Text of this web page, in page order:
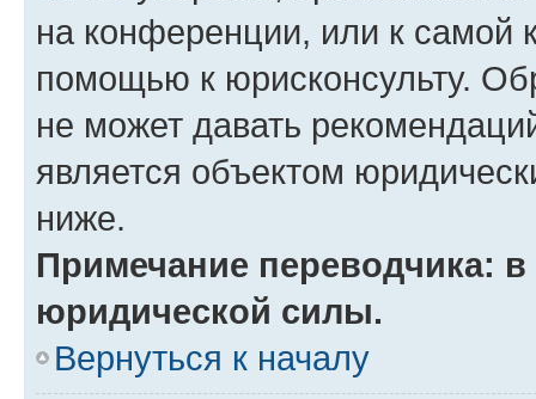
на конференции, или к самой
помощью к юрисконсульту.
не может давать
является объектом
ниже.
Примечание переводчика:
юридической силы.
Вернуться к началу